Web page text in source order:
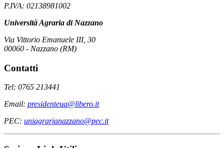
P.IVA: 02138981002
Università Agraria di Nazzano
Via Vittorio Emanuele III, 30
00060 - Nazzano (RM)
Contatti
Tel: 0765 213441
Email: presidenteua@libero.it
PEC: uniagrarianazzano@pec.it